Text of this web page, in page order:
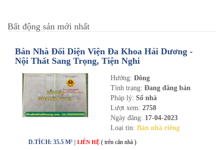
Bất động sản mới nhất
Bán Nhà Đối Diện Viện Đa Khoa Hải Dương -
Nội Thất Sang Trọng, Tiện Nghi
Hướng: Đông
Tình trạng: Đang đăng bán
Pháp lý: Sổ nhà
Lượt xem: 2758
Ngày đăng: 17-04-2023
Loại tin: Bán nhà riêng
D.TÍCH: 35.5 M² | LIÊN HỆ ( trên căn nhà )